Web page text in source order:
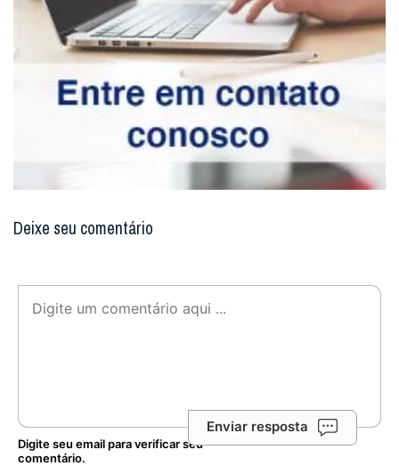
Deixe seu comentário
Enviar resposta
Digite seu email para verificar seu
comentário.